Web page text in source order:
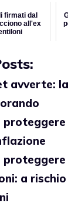
firmati dal
all'ex
avverte:
a